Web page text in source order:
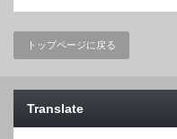
トップページに戻る
Translate